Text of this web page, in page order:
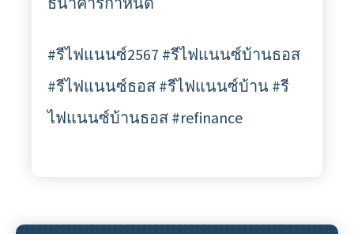
#รีไฟแนนซ์2567 #รีไฟแนนซ์บ้านธอส
#รีไฟแนนซ์ธอส #รีไฟแนนซ์บ้าน #รี
ไฟแนนซ์บ้านธอส #refinance